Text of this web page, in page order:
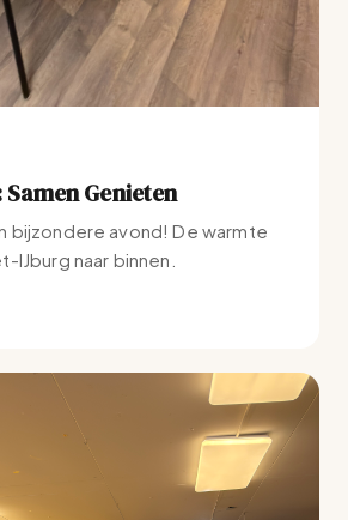
Genieten
bijzondere avond! De warmte
naar binnen.